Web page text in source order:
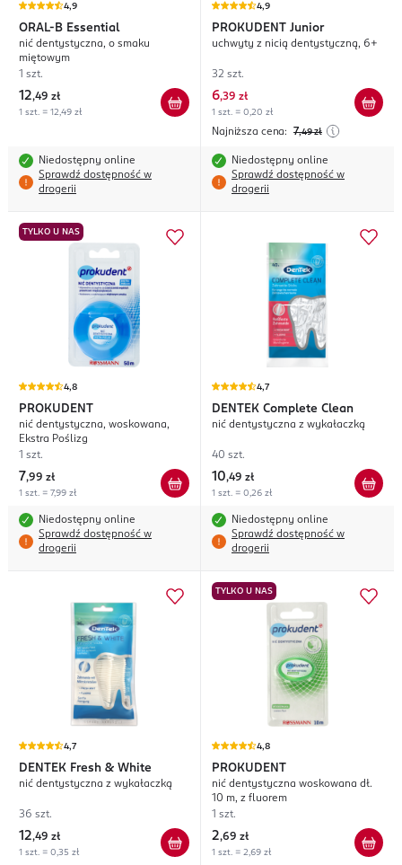
4,9
ORAL-B Essential
nić dentystyczna, o smaku
miętowym
1 szt.
12,49 zł
1 szt. = 12,49 zł
Niedostępny online
Sprawdź dostępność w
drogerii
4,9
PROKUDENT Junior
uchwyty z nicią dentystyczną, 6+
32 szt.
6,39 zł
1 szt. = 0,20 zł
Najniższa cena: 7,49 zł
Niedostępny online
Sprawdź dostępność w
drogerii
TYLKO U NAS
4,8
PROKUDENT
nić dentystyczna, woskowana,
Ekstra Poślizg
1 szt.
7,99 zł
1 szt. = 7,99 zł
Niedostępny online
Sprawdź dostępność w
drogerii
4,7
DENTEK Complete Clean
nić dentystyczna z wykałaczką
40 szt.
10,49 zł
1 szt. = 0,26 zł
Niedostępny online
Sprawdź dostępność w
drogerii
4,7
DENTEK Fresh & White
nić dentystyczna z wykałaczką
36 szt.
12,49 zł
1 szt. = 0,35 zł
TYLKO U NAS
4,8
PROKUDENT
nić dentystyczna woskowana dł.
10 m, z fluorem
1 szt.
2,69 zł
1 szt. = 2,69 zł